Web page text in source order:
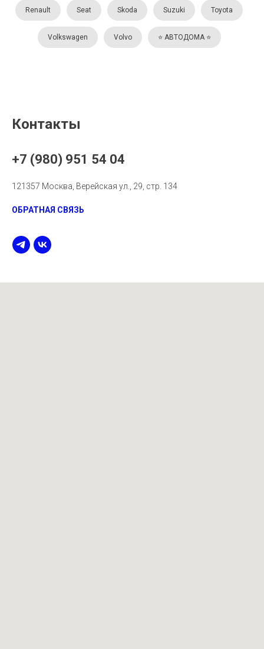
Renault Seat Skoda Suzuki Toyota
Volkswagen Volvo ⭐️ АВТОДОМА ⭐️
Контакты
+7 (980) 951 54 04
121357 Москва, Верейская ул., 29, стр. 134
ОБРАТНАЯ СВЯЗЬ